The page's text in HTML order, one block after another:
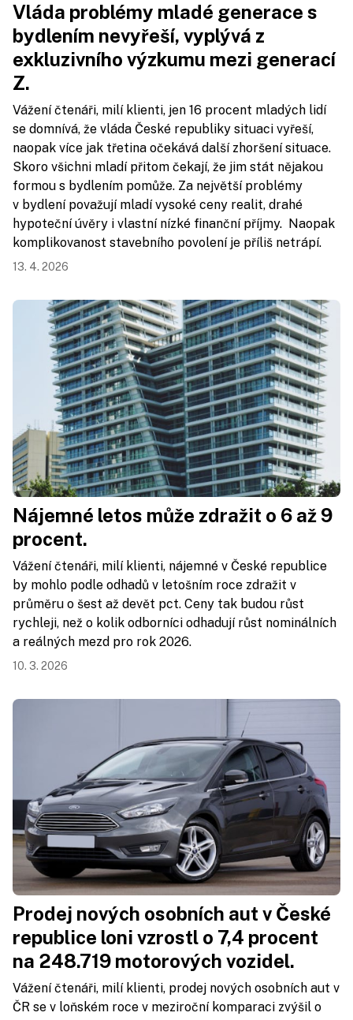
Vláda problémy mladé generace s
bydlením nevyřeší, vyplývá z
exkluzivního výzkumu mezi generací
Z.
Vážení čtenáři, milí klienti, jen 16 procent mladých lidí
se domnívá, že vláda České republiky situaci vyřeší,
naopak více jak třetina očekává další zhoršení situace.
Skoro všichni mladí přitom čekají, že jim stát nějakou
formou s bydlením pomůže. Za největší problémy
v bydlení považují mladí vysoké ceny realit, drahé
hypoteční úvěry i vlastní nízké finanční příjmy. Naopak
komplikovanost stavebního povolení je příliš netrápí.
13. 4. 2026
Nájemné letos může zdražit o 6 až 9
procent.
Vážení čtenáři, milí klienti, nájemné v České republice
by mohlo podle odhadů v letošním roce zdražit v
průměru o šest až devět pct. Ceny tak budou růst
rychleji, než o kolik odborníci odhadují růst nominálních
a reálných mezd pro rok 2026.
10. 3. 2026
Prodej nových osobních aut v České
republice loni vzrostl o 7,4 procent
na 248.719 motorových vozidel.
Vážení čtenáři, milí klienti, prodej nových osobních aut v
ČR se v loňském roce v meziroční komparaci zvýšil o